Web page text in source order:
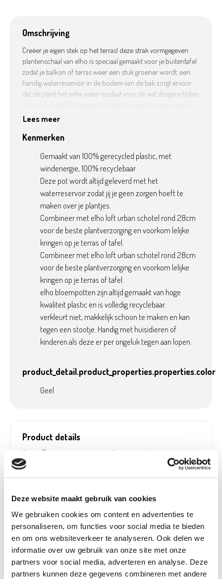
Deze website maakt gebruik van cookies
We gebruiken cookies om content en advertenties te
personaliseren, om functies voor social media te bieden
en om ons websiteverkeer te analyseren. Ook delen we
informatie over uw gebruik van onze site met onze
partners voor social media, adverteren en analyse. Deze
partners kunnen deze gegevens combineren met andere
Omschrijving
Creëer je eigen stek op het terras! deze strak vormgegeven
plantenschaal van elho is speciaal gemaakt voor je buitentafel
zodat je balkon of terras weer een stuk groener wordt. een
handig waterreservoir in de bodem van de bak zorgt ervoor
dat de plant het extra water opslaat voor de wat drogere tijden.
omdat je weet dat je planten niets tekortkomen. combineer
serie en maak je stadstuin compleet.
Lees meer
Kenmerken
Gemaakt van 100% gerecycled plastic, met
windenergie, 100% recyclebaar
Deze pot wordt altijd geleverd met het
waterreservoir zodat jij je geen zorgen hoeft te
maken over je plantjes.
Combineer met elho loft urban schotel rond 28cm
voor de beste plantverzorging en voorkom lelijke
kringen op je terras of tafel.
Combineer met elho loft urban schotel rond 28cm
voor de beste plantverzorging en voorkom lelijke
kringen op je terras of tafel.
elho bloempotten zijn altijd gemaakt van hoge
kwaliteit plastic en is volledig recyclebaar.
verkleurt niet, makkelijk schoon te maken en kan
tegen een stootje. Handig met huisidieren of
kinderen als deze er per ongeluk tegen aan lopen.
product_detail.product_properties.properties.color
Geel
Product details
Betaalbaar met
Ecocheques:
Ja, in onze tuincentra
Gewicht:
0,72 kg
Lengte (cm):
35 cm
Diameter (cm):
34,5 cm
Vorstbestendig:
Ja